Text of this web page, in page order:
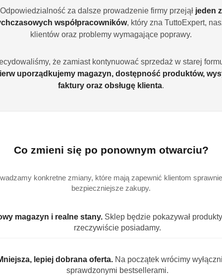
Wariant
Wybierz Wariant
i
dostawa
Cena przesyłki:
Odpowiedzialność za dalsze prowadzenie firmy przejął jeden z
współpracowników, który zna TuttoExpert,
klientów oraz problemy wymagające poprawy.
że zamiast kontynuować sprzedaż w starej
uporządkujemy magazyn, dostępność produktów,
faktury oraz obsługę klienta.
Co zmieni się po ponownym otwarciu?
konkretne zmiany, które mają zapewnić klientom
bezpieczniejsze zakupy.
magazyn i realne stany. Sklep będzie pokazywał
rzeczywiście posiadamy.
lepiej dobrana oferta. Na początek wrócimy
sprawdzonymi bestsellerami.